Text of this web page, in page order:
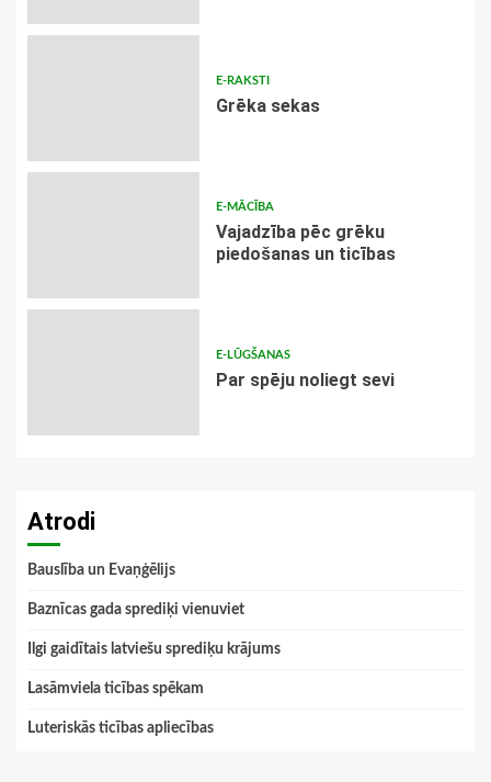
E-RAKSTI
Grēka sekas
E-MĀCĪBA
Vajadzība pēc grēku
piedošanas un ticības
E-LŪGŠANAS
Par spēju noliegt sevi
Atrodi
Bauslība un Evaņģēlijs
Baznīcas gada sprediķi vienuviet
Ilgi gaidītais latviešu sprediķu krājums
Lasāmviela ticības spēkam
Luteriskās ticības apliecības